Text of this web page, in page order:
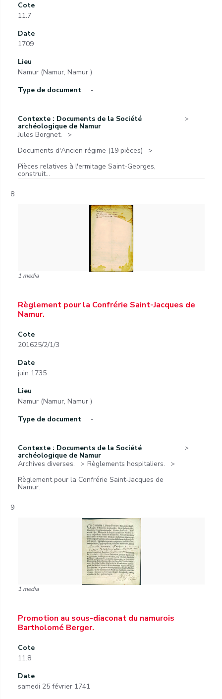
Cote
11.7
Date
1709
Lieu
Namur (Namur, Namur )
Type de document
-
Contexte : Documents de la Société
archéologique de Namur
Jules Borgnet.
Documents d'Ancien régime (19 pièces)
Pièces relatives à l'ermitage Saint-Georges,
construit...
8
1 media
Règlement pour la Confrérie Saint-Jacques de
Namur.
Cote
201625/2/1/3
Date
juin 1735
Lieu
Namur (Namur, Namur )
Type de document
-
Contexte : Documents de la Société
archéologique de Namur
Archives diverses.
Règlements hospitaliers.
Règlement pour la Confrérie Saint-Jacques de
Namur.
9
1 media
Promotion au sous-diaconat du namurois
Bartholomé Berger.
Cote
11.8
Date
samedi 25 février 1741